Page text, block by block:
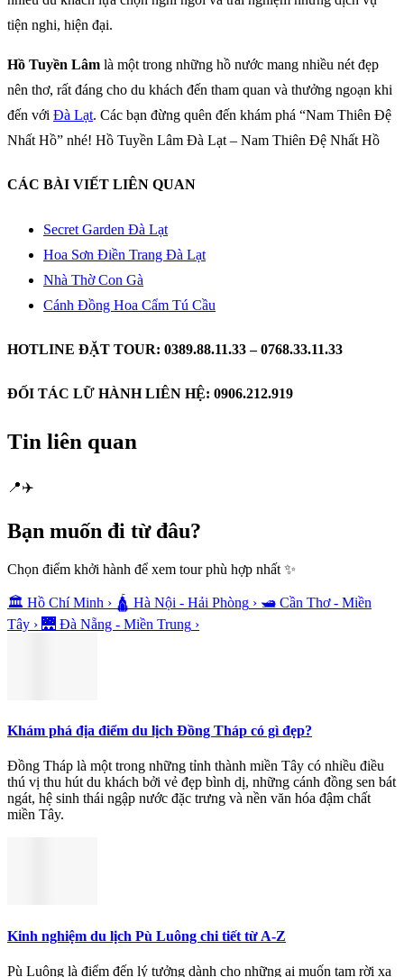
tiện nghi, hiện đại.
Hồ Tuyền Lâm là một trong những hồ nước mang nhiều nét đẹp
nên thơ, rất đáng cho du khách đến tham quan và thưởng ngoạn khi
đến với Đà Lạt. Các bạn đừng quên đến khám phá “Nam Thiên Đệ
Nhất Hồ” nhé! Hồ Tuyền Lâm Đà Lạt – Nam Thiên Đệ Nhất Hồ
CÁC BÀI VIẾT LIÊN QUAN
Secret Garden Đà Lạt
Hoa Sơn Điền Trang Đà Lạt
Nhà Thờ Con Gà
Cánh Đồng Hoa Cẩm Tú Cầu
HOTLINE ĐẶT TOUR: 0389.88.11.33 – 0768.33.11.33
ĐỐI TÁC LỮ HÀNH LIÊN HỆ: 0906.212.919
Tin liên quan
📍✈️
Bạn muốn đi từ đâu?
Chọn điểm khởi hành để xem tour phù hợp nhất ✨
🏛️ Hồ Chí Minh › 🛕 Hà Nội - Hải Phòng › 🛥️ Cần Thơ - Miền
Tây › 🌉 Đà Nẵng - Miền Trung ›
Khám phá địa điểm du lịch Đồng Tháp có gì đẹp?
Đồng Tháp là một trong những tỉnh thành miền Tây có nhiều điều
thú vị thu hút du khách bởi vẻ đẹp bình dị, những cánh đồng sen bát
ngát, hệ sinh thái ngập nước đặc trưng và nền văn hóa đậm chất
miền Tây.
Kinh nghiệm du lịch Pù Luông chi tiết từ A-Z
Pù Luông là điểm đến lý tưởng dành cho những ai muốn tạm rời xa